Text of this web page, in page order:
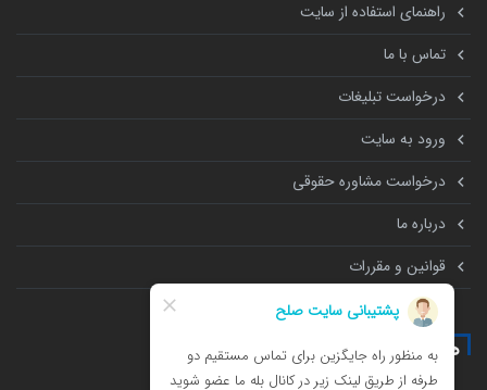
راهنمای استفاده از سایت
تماس با ما
درخواست تبلیغات
ورود به سایت
درخواست مشاوره حقوقی
درباره ما
قوانین و مقررات
همه چیز درباره